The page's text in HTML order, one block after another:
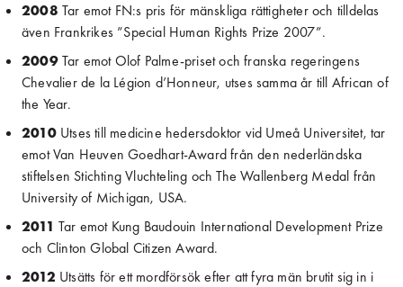
2008 Tar emot FN:s pris för mänskliga rättigheter och tilldelas
även Frankrikes ”Special Human Rights Prize 2007”.
2009 Tar emot Olof Palme-priset och franska regeringens
Chevalier de la Légion d’Honneur, utses samma år till African of
the Year.
2010 Utses till medicine hedersdoktor vid Umeå Universitet, tar
emot Van Heuven Goedhart-Award från den nederländska
stiftelsen Stichting Vluchteling och The Wallenberg Medal från
University of Michigan, USA.
2011 Tar emot Kung Baudouin International Development Prize
och Clinton Global Citizen Award.
2012 Utsätts för ett mordförsök efter att fyra män brutit sig in i